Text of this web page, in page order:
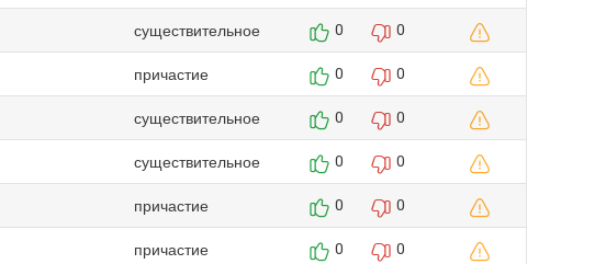
существительное 0 0
причастие 0 0
существительное 0 0
существительное 0 0
причастие 0 0
причастие 0 0